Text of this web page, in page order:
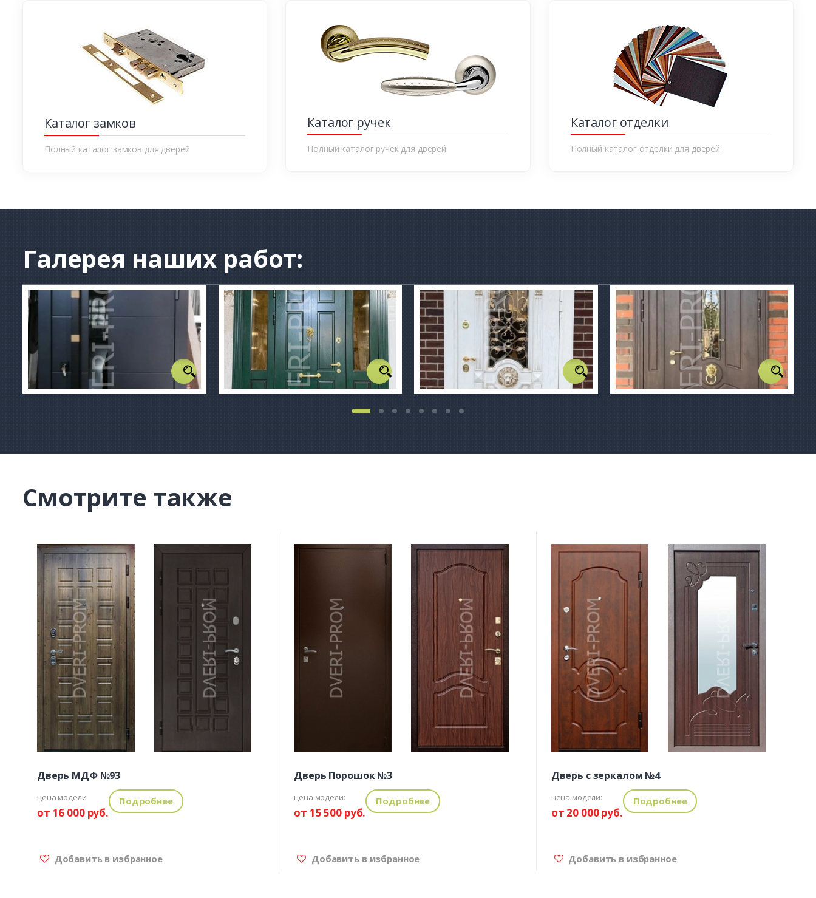
Каталог замков
Полный каталог замков для дверей
Каталог ручек
Полный каталог ручек для дверей
Каталог отделки
Полный каталог отделки для дверей
Галерея наших работ:
Смотрите также
Дверь МДФ №93
цена модели:
от 16 000 руб.
Подробнее
Добавить в избранное
Дверь Порошок №3
цена модели:
от 15 500 руб.
Подробнее
Добавить в избранное
Дверь с зеркалом №4
цена модели:
от 20 000 руб.
Подробнее
Добавить в избранное